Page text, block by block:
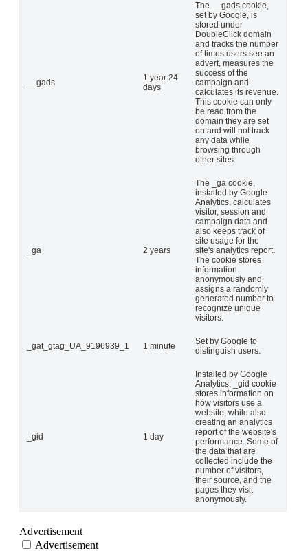
__gads
1 year 24
days
The __gads cookie,
set by Google, is
stored under
DoubleClick domain
and tracks the number
of times users see an
advert, measures the
success of the
campaign and
calculates its revenue.
This cookie can only
be read from the
domain they are set
on and will not track
any data while
browsing through
other sites.
_ga 2 years
The _ga cookie,
installed by Google
Analytics, calculates
visitor, session and
campaign data and
also keeps track of
site usage for the
site's analytics report.
The cookie stores
information
anonymously and
assigns a randomly
generated number to
recognize unique
visitors.
_gat_gtag_UA_9196939_1 1 minute
Set by Google to
distinguish users.
_gid 1 day
Installed by Google
Analytics, _gid cookie
stores information on
how visitors use a
website, while also
creating an analytics
report of the website's
performance. Some of
the data that are
collected include the
number of visitors,
their source, and the
pages they visit
anonymously.
Advertisement
Advertisement